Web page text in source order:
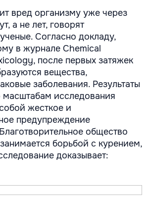
вред организму уже через
а не лет, говорят
Согласно докладу,
в журнале Chemical
после первых затяжек
вещества,
заболевания. Результаты
масштабам исследования
жесткое и
предупреждение
общество
борьбой с курением,
доказывает: